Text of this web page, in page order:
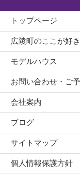
トップページ
広陵町のここが好き
モデルハウス
お問い合わせ・ご
会社案内
ブログ
サイトマップ
個人情報保護方針